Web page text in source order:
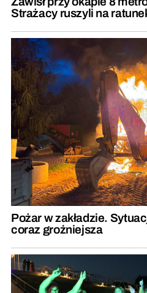
Strażacy ruszyli na
Pożar w zakładzie.
coraz groźniejsza